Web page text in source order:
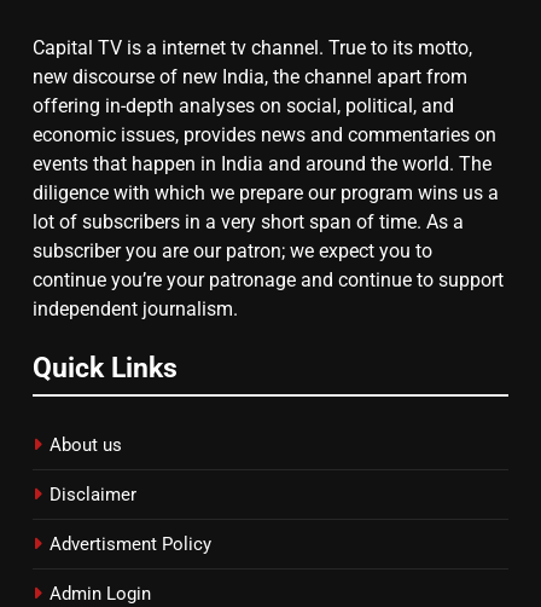
गाजा युद्धविराम को लेकर बड़ी खबरें
चुनाव से पहले लालू परिवार पर बड़ा झटका,
दिल्ली कोर्ट ने IRCTC घोटाले में आरोप
तय किए
Capital TV is a internet tv channel. True to its motto,
new discourse of new India, the channel apart from
offering in-depth analyses on social, political, and
economic issues, provides news and commentaries on
events that happen in India and around the world. The
diligence with which we prepare our program wins us a
lot of subscribers in a very short span of time. As a
subscriber you are our patron; we expect you to
continue you’re your patronage and continue to support
independent journalism.
Quick Links
About us
Disclaimer
Advertisment Policy
Admin Login